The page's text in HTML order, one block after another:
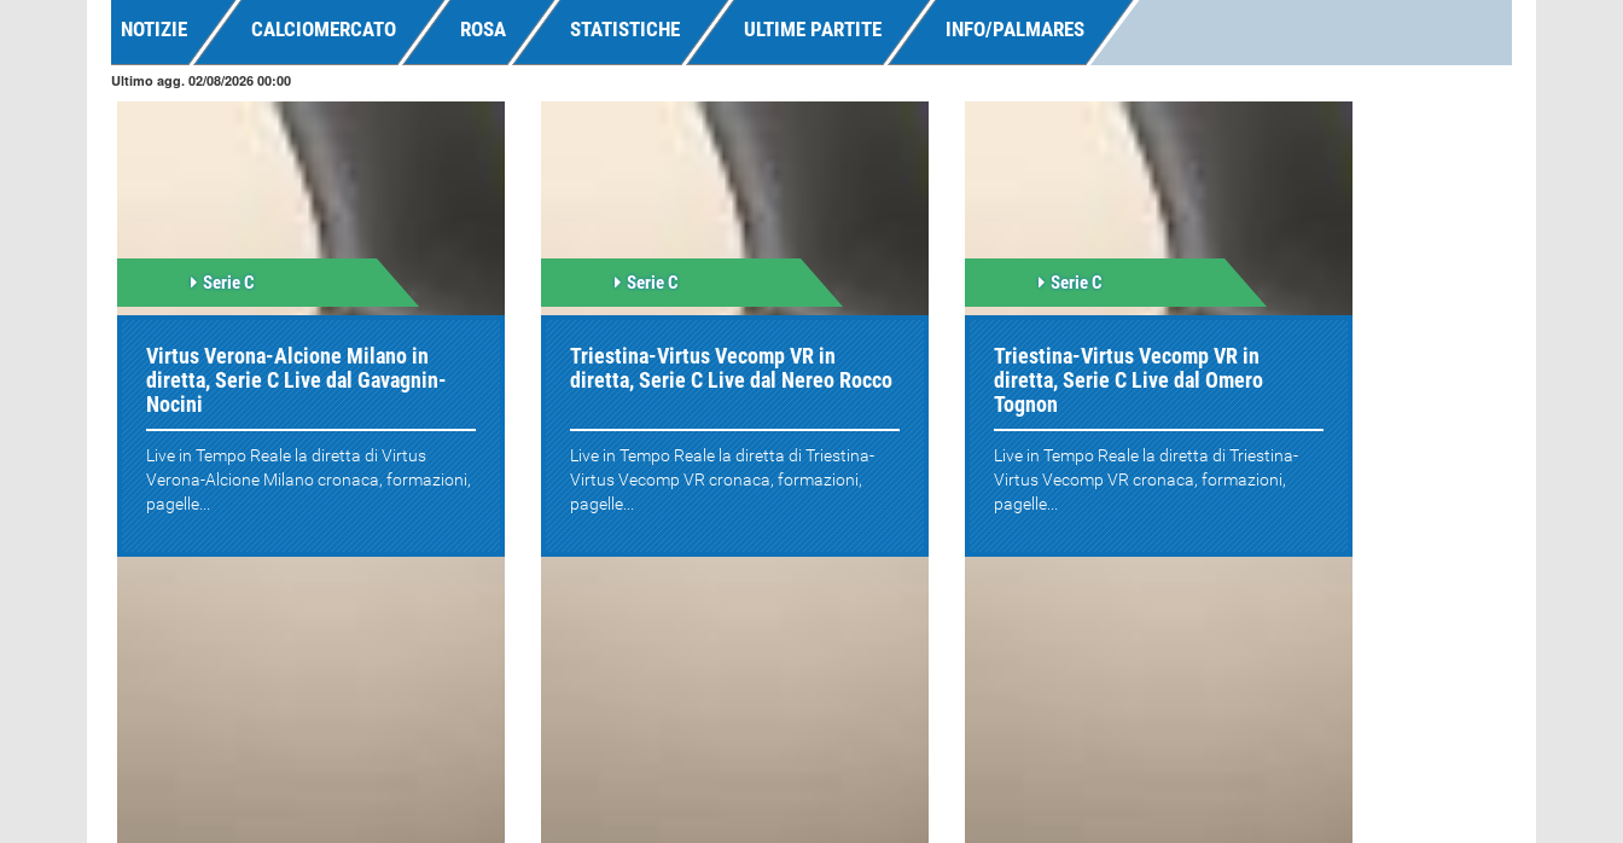
NOTIZIE CALCIOMERCATO ROSA STATISTICHE ULTIME PARTITE INFO/PALMARES
Ultimo agg. 02/08/2026 00:00
Serie C
Virtus Verona-Alcione Milano in
diretta, Serie C Live dal Gavagnin-
Nocini
Live in Tempo Reale la diretta di Virtus
Verona-Alcione Milano cronaca, formazioni,
pagelle...
Serie C
Triestina-Virtus Vecomp VR in
diretta, Serie C Live dal Nereo Rocco
Live in Tempo Reale la diretta di Triestina-
Virtus Vecomp VR cronaca, formazioni,
pagelle...
Serie C
Triestina-Virtus Vecomp VR in
diretta, Serie C Live dal Omero
Tognon
Live in Tempo Reale la diretta di Triestina-
Virtus Vecomp VR cronaca, formazioni,
pagelle...